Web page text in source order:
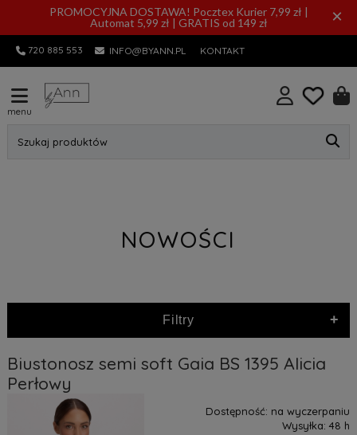
PROMOCYJNA DOSTAWA! Pocztex Kurier 7,99 zł |
Automat 5,99 zł | GRATIS od 149 zł
×
720 885 553 INFO@BYANN.PL KONTAKT
menu
Szukaj produktów
NOWOŚCI
Filtry +
Biustonosz semi soft Gaia BS 1395 Alicia
Perłowy
Dostępność: na wyczerpaniu
Wysyłka: 48 h